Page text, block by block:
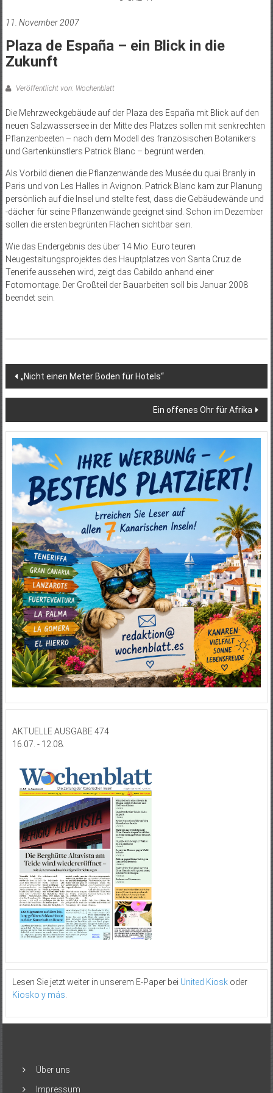
11. November 2007
Plaza de España – ein Blick in die
Zukunft
Veröffentlicht von: Wochenblatt
Die Mehrzweckgebäude auf der Plaza des España mit Blick auf den
neuen Salzwassersee in der Mitte des Platzes sollen mit senkrechten
Pflanzenbeeten – nach dem Modell des französischen Botanikers
und Gartenkünstlers Patrick Blanc – begrünt werden.
Als Vorbild dienen die Pflanzenwände des Musée du quai Branly in
Paris und von Les Halles in Avignon. Patrick Blanc kam zur Planung
persönlich auf die Insel und stellte fest, dass die Gebäudewände und
-dächer für seine Pflanzenwände geeignet sind. Schon im Dezember
sollen die ersten begrünten Flächen sichtbar sein.
Wie das Endergebnis des über 14 Mio. Euro teuren
Neugestaltungsprojektes des Hauptplatzes von Santa Cruz de
Tenerife aussehen wird, zeigt das Cabildo anhand einer
Fotomontage. Der Großteil der Bauarbeiten soll bis Januar 2008
beendet sein.
Beitragsnavigation
„Nicht einen Meter Boden für Hotels“
Ein offenes Ohr für Afrika
AKTUELLE AUSGABE 474
16.07. - 12.08.
Lesen Sie jetzt weiter in unserem E-Paper bei United Kioskoder
Kiosko y más
Über uns
Impressum